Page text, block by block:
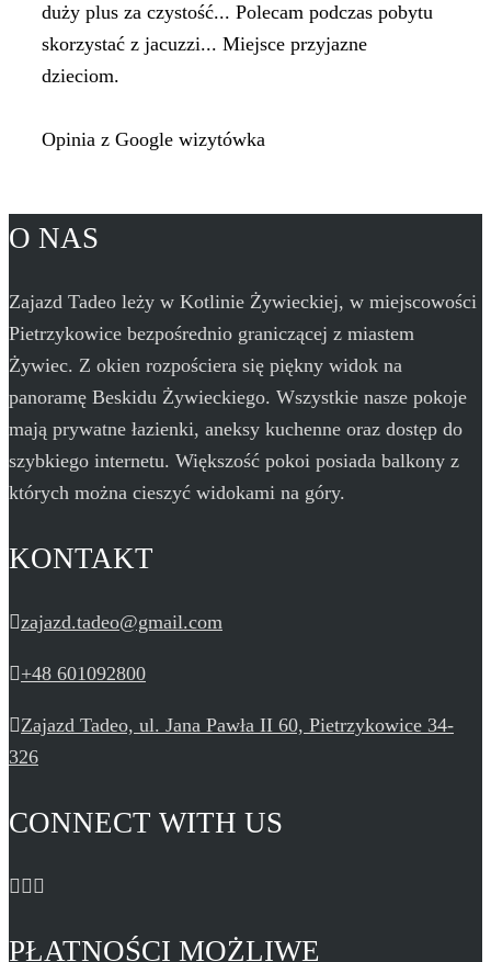
duży plus za czystość... Polecam podczas pobytu
skorzystać z jacuzzi... Miejsce przyjazne
dzieciom.
Opinia z Google wizytówka
O NAS
Zajazd Tadeo leży w Kotlinie Żywieckiej, w miejscowości
Pietrzykowice bezpośrednio graniczącej z miastem
Żywiec. Z okien rozpościera się piękny widok na
panoramę Beskidu Żywieckiego. Wszystkie nasze pokoje
mają prywatne łazienki, aneksy kuchenne oraz dostęp do
szybkiego internetu. Większość pokoi posiada balkony z
których można cieszyć widokami na góry.
KONTAKT
zajazd.tadeo@gmail.com
+48 601092800
Zajazd Tadeo, ul. Jana Pawła II 60, Pietrzykowice 34-
326
CONNECT WITH US
PŁATNOŚCI MOŻLIWE